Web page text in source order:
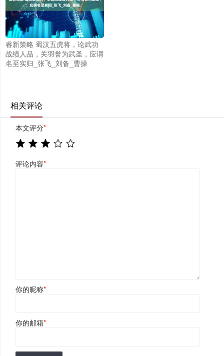
睿新策略 蜀汉五虎将，论武功
战绩人品，关羽誉为武圣，应谓
名至实归_张飞_刘备_曹操
相关评论
本文评分*
评论内容*
你的昵称*
你的邮箱*